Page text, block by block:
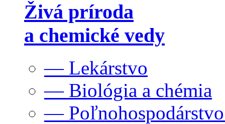
Živá príroda
a chemické vedy
— Lekárstvo
— Biológia a chémia
—